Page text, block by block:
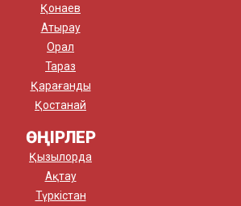
Қонаев
Атырау
Орал
Тараз
Қарағанды
Қостанай
ӨҢІРЛЕР
Қызылорда
Ақтау
Түркістан